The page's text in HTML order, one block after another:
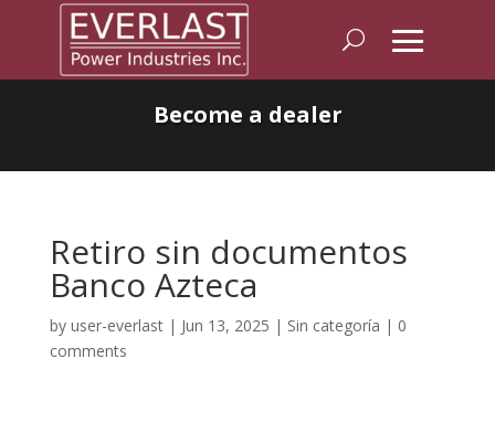
Become a dealer
Retiro sin documentos
Banco Azteca
by user-everlast| Jun 13, 2025 | Sin categoría | 0
comments